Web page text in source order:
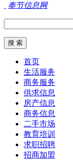
奉节信息网
首页
生活服务
商务服务
供求信息
房产信息
商务信息
二手市场
教育培训
求职招聘
招商加盟